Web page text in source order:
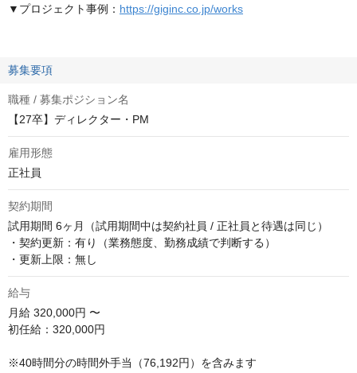
▼プロジェクト事例： https://giginc.co.jp/works
募集要項
職種 / 募集ポジション名
【27卒】ディレクター・PM
雇用形態
正社員
契約期間
試用期間 6ヶ月（試用期間中は契約社員 / 正社員と待遇は同じ）
・契約更新：有り（業務態度、勤務成績で判断する）
・更新上限：無し
給与
月給 320,000円 〜
初任給：320,000円
※40時間分の時間外手当（76,192円）を含みます